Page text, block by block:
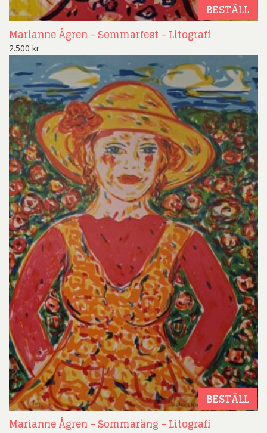
BESTÄLL
Marianne Ågren – Sommarfest – Litografi
2.500 kr
BESTÄLL
Marianne Ågren – Sommaräng – Litografi